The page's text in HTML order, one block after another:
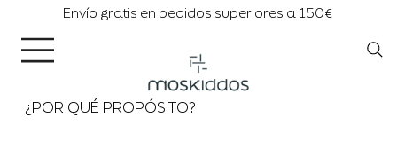
Envío gratis en pedidos superiores a 150€
¿POR QUÉ PROPÓSITO?